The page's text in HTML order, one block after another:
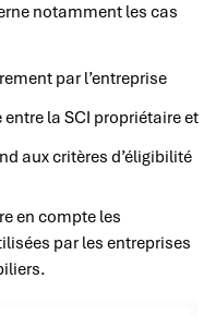
notamment les cas
par l’entreprise
la SCI propriétaire et
aux critères d’éligibilité
en compte les
par les entreprises